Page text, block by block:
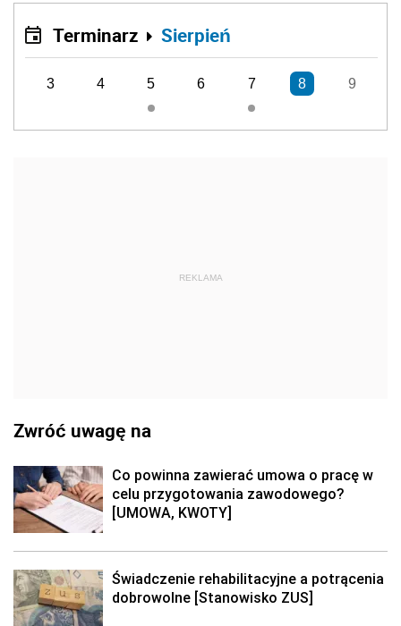
Terminarz Sierpień
3 4 5 6 7 8 9
REKLAMA
Zwróć uwagę na
Co powinna zawierać umowa o pracę w
celu przygotowania zawodowego?
[UMOWA, KWOTY]
Świadczenie rehabilitacyjne a potrącenia
dobrowolne [Stanowisko ZUS]